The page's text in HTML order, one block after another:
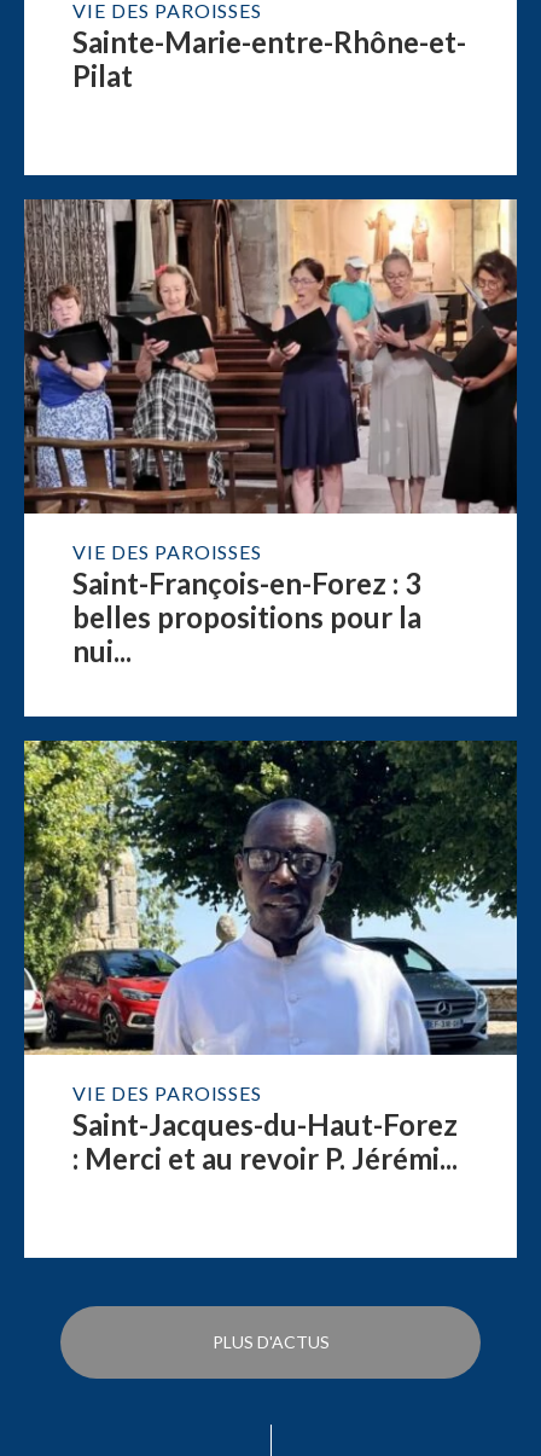
VIE DES PAROISSES
Sainte-Marie-entre-Rhône-et-
Pilat
VIE DES PAROISSES
Saint-François-en-Forez : 3
belles propositions pour la
nui...
VIE DES PAROISSES
Saint-Jacques-du-Haut-Forez
: Merci et au revoir P. Jérémi...
PLUS D'ACTUS